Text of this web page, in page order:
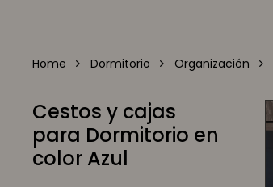
Home Dormitorio Organización
Cestos y cajas
para Dormitorio en
color Azul